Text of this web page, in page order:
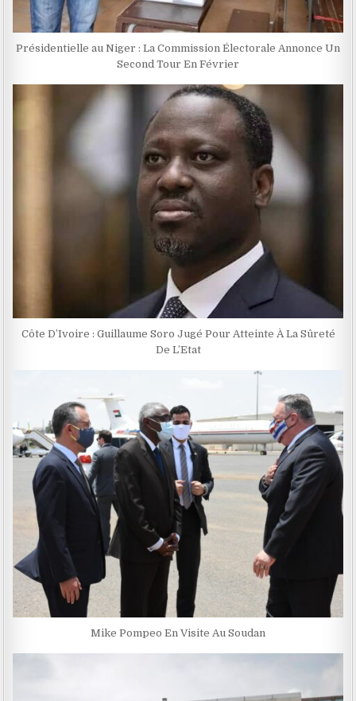
Présidentielle au Niger : La Commission Électorale Annonce Un
Second Tour En Février
Côte D’Ivoire : Guillaume Soro Jugé Pour Atteinte À La Sûreté
De L’Etat
Mike Pompeo En Visite Au Soudan